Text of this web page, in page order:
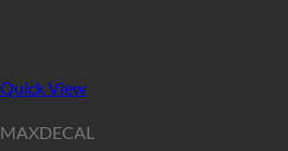
Quick View
MAXDECAL